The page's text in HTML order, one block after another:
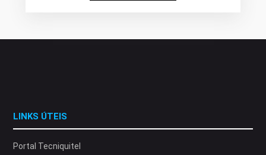
LINKS ÚTEIS
Portal Tecniquitel